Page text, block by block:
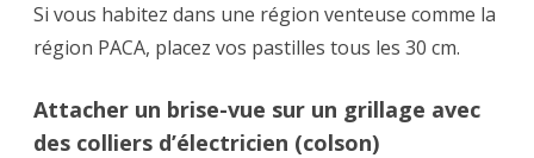
Si vous habitez dans une région venteuse comme la
région PACA, placez vos pastilles tous les 30 cm.
Attacher un brise-vue sur un grillage avec
des colliers d’électricien (colson)